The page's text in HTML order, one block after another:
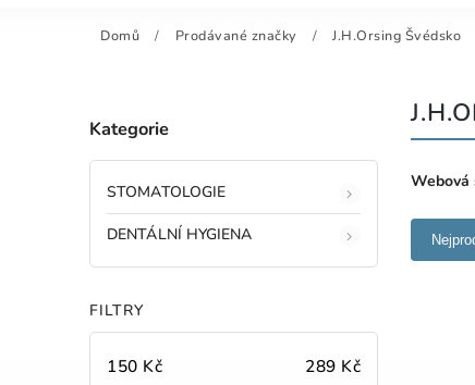
Domů / Prodávané značky / J.H.Orsing Švédsko
Kategorie
STOMATOLOGIE
DENTÁLNÍ HYGIENA
FILTRY
150 Kč 289 Kč
Webová